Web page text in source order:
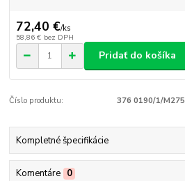
72,40 €/ks
58,86 € bez DPH
Pridať do košíka
Číslo produktu: 376 0190/1/M275
Kompletné špecifikácie
Komentáre 0